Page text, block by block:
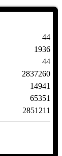
44
1936
44
2837260
14941
65351
2851211